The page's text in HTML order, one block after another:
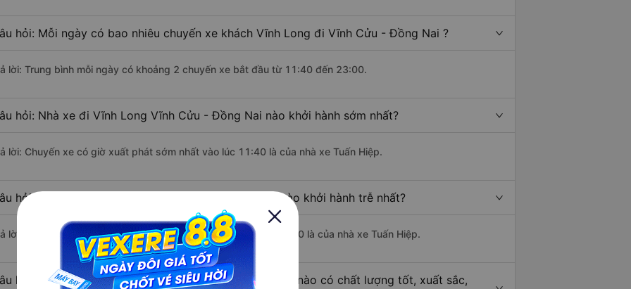
hỏi: Mỗi ngày có bao nhiêu chuyến xe khách Vĩnh Long đi Vĩnh Cửu - Đồng Nai ?
lời: Trung bình mỗi ngày có khoảng 2 chuyến xe bắt đầu từ 11:40 đến 23:00.
hỏi: Nhà xe đi Vĩnh Long Vĩnh Cửu - Đồng Nai nào khởi hành sớm nhất?
lời: Chuyến xe có giờ xuất phát sớm nhất vào lúc 11:40 là của nhà xe Tuấn Hiệp.
hỏi: Nhà xe đi Vĩnh Cửu - Đồng Nai từ Vĩnh Long nào khởi hành trễ nhất?
lời: Chuyến xe có giờ xuất phát trễ (muộn) nhất là vào lúc 23:00 là của nhà xe Tuấn Hiệp.
hỏi: Review xe đi Vĩnh Cửu - Đồng Nai từ Vĩnh Long nào có chất lượng tốt, xuất sắc,